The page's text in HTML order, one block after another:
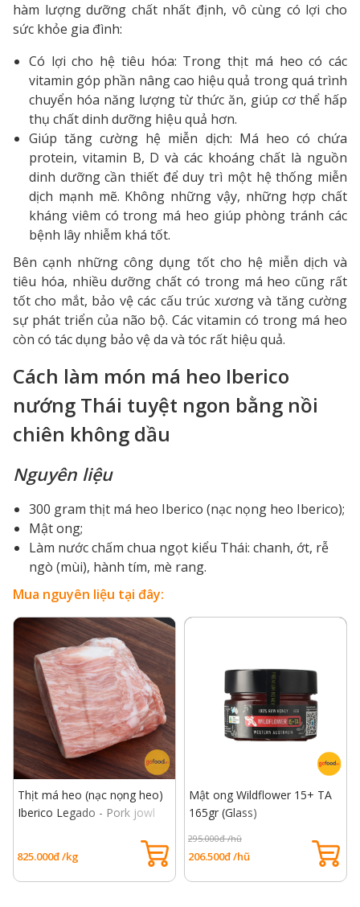
hàm lượng dưỡng chất nhất định, vô cùng có lợi cho
sức khỏe gia đình:
Có lợi cho hệ tiêu hóa: Trong thịt má heo có các
vitamin góp phần nâng cao hiệu quả trong quá trình
chuyển hóa năng lượng từ thức ăn, giúp cơ thể hấp
thụ chất dinh dưỡng hiệu quả hơn.
Giúp tăng cường hệ miễn dịch: Má heo có chứa
protein, vitamin B, D và các khoáng chất là nguồn
dinh dưỡng cần thiết để duy trì một hệ thống miễn
dịch mạnh mẽ. Không những vậy, những hợp chất
kháng viêm có trong má heo giúp phòng tránh các
bệnh lây nhiễm khá tốt.
Bên cạnh những công dụng tốt cho hệ miễn dịch và
tiêu hóa, nhiều dưỡng chất có trong má heo cũng rất
tốt cho mắt, bảo vệ các cấu trúc xương và tăng cường
sự phát triển của não bộ. Các vitamin có trong má heo
còn có tác dụng bảo vệ da và tóc rất hiệu quả.
Cách làm món má heo Iberico
nướng Thái tuyệt ngon bằng nồi
chiên không dầu
Nguyên liệu
300 gram thịt má heo Iberico (nạc nọng heo Iberico);
Mật ong;
Làm nước chấm chua ngọt kiểu Thái: chanh, ớt, rễ
ngò (mùi), hành tím, mè rang.
Mua nguyên liệu tại đây:
Thịt má heo (nạc nọng heo)
Iberico Legado - Pork jowl
825.000đ /kg
Mật ong Wildflower 15+ TA
165gr (Glass)
295.000đ /hũ
206.500đ /hũ